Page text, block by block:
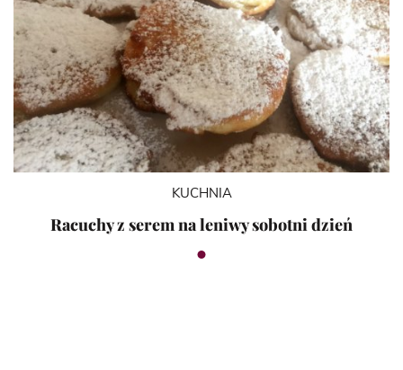
KUCHNIA
Racuchy z serem na leniwy sobotni dzień